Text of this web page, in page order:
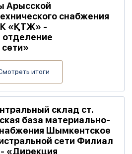
Арысской
снабжения
«ҚТЖ» -
итоги
склад ст.
база материально-
Шымкентское
сети Филиал
«Дирекция